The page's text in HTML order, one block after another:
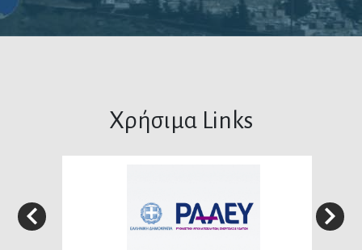
Χρήσιμα Links